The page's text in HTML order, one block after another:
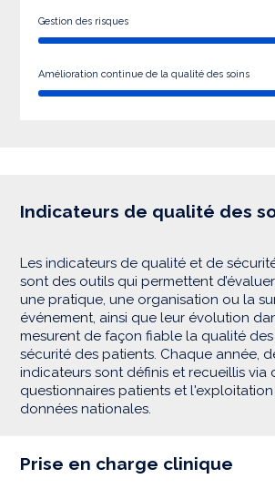
Gestion des risques
Amélioration continue de la qualité des soins
Indicateurs de qualité des
Les indicateurs de qualité et de
sont des outils qui permettent
une pratique, une organisation ou la
événement, ainsi que leur évolution
mesurent de façon fiable la qualité
sécurité des patients. Chaque année,
indicateurs sont définis et recueillis via
questionnaires patients et
données nationales.
Prise en charge clinique